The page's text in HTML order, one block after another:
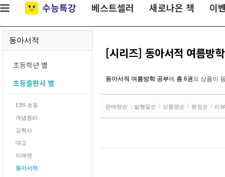
실시간
인기
책
수능특강 베스트셀러 새로나온 책 이
동아서적
초등학년 별
초등출판사 별
EBS 초등
개념원리
교학사
대교
미래엔
동아서적
[시리즈] 동아서적 여름방
판매량순 발행일순 상품명순 평점순 리
동아서적 여름방학 공부에 총 0권의 상품이